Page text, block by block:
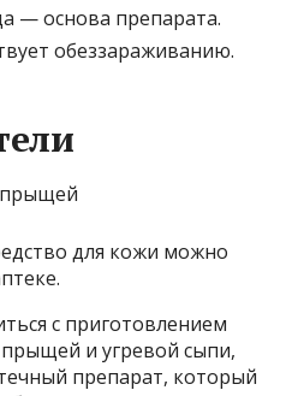
— основа препарата.
обеззараживанию.
для кожи можно
с приготовлением
и угревой сыпи,
препарат, который